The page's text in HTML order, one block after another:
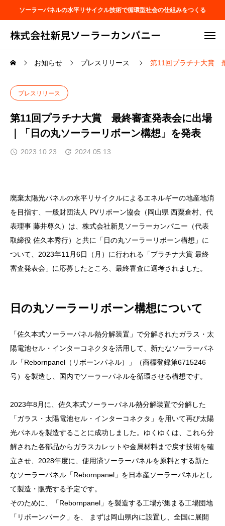
ソーラーパネルの水平リサイクル技術で循環型社会の仕組みをつくる
株式会社新見ソーラーカンパニー
お知らせ プレスリリース 第11回プラチナ大賞
プレスリリース
第11回プラチナ大賞 最終審査発表会に出場
｜「日の丸ソーラーリボーン構想」を発表
2023.10.23 2024.05.13
廃棄太陽光パネルの水平リサイクルによるエネルギーの地産地消
を目指す、一般財団法人 PVリボーン協会（岡山県 西粟倉村、代
表理事 藤井尊久）は、株式会社新見ソーラーカンパニー（代表
取締役 佐久本秀行）と共に「日の丸ソーラーリボーン構想」に
ついて、2023年11月6日（月）に行われる「プラチナ大賞 最終
審査発表会」に応募したところ、最終審査に選考されました。
日の丸ソーラーリボーン構想について
「佐久本式ソーラーパネル熱分解装置」で分解されたガラス・太
陽電池セル・インターコネクタを活用して、新たなソーラーパネ
ル「Rebornpanel（リボーンパネル）」（商標登録第6715246
号）を製造し、国内でソーラーパネルを循環させる構想です。
2023年8月に、佐久本式ソーラーパネル熱分解装置で分解した
「ガラス・太陽電池セル・インターコネクタ」を用いて再び太陽
光パネルを製造することに成功しました。ゆくゆくは、これら分
解された各部品からガラスカレットや金属材料まで戻す技術を確
立させ、2028年度に、使用済ソーラーパネルを原料とする新た
なソーラーパネル「Rebornpanel」を日本産ソーラーパネルとし
て製造・販売する予定です。
そのために、「Rebornpanel」を製造する工場が集まる工場団地
「リボーンパーク」を、 まずは岡山県内に設置し、全国に展開